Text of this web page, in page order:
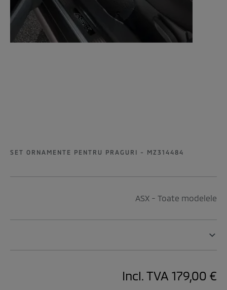
SET ORNAMENTE PENTRU PRAGURI - MZ314484
ASX - Toate modelele
Incl. TVA 179,00 €